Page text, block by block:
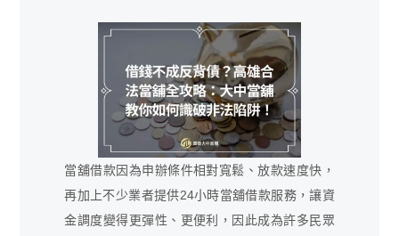
當舖借款因為申辦條件相對寬鬆、放款速度快，
再加上不少業者提供24小時當舖借款服務，讓資
金調度變得更彈性、更便利，因此成為許多民眾